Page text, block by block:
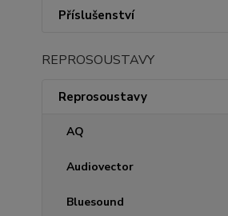
Příslušenství
REPROSOUSTAVY
Reprosoustavy
AQ
Audiovector
Bluesound